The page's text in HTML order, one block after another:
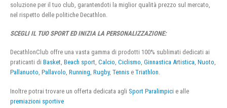
soluzione per il tuo club, garantendoti la miglior qualità prezzo sul mercato,
nel rispetto delle politiche Decathlon.
SCEGLI IL TUO SPORT ED INIZIA LA PERSONALIZZAZIONE:
DecathlonClub offre una vasta gamma di prodotti 100% sublimati dedicati ai
praticanti di Basket, Beach sport, Calcio, Ciclismo, Ginnastica Artistica, Nuoto,
Pallanuoto, Pallavolo, Running, Rugby, Tennis e Triathlon.
Inoltre potrai trovare un offerta dedicata agli Sport Paralimpici e alle
premiazioni sportive